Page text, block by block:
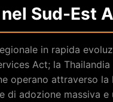
Sud-Est
in rapida
Act; la
operano attraverso la
di adozione massiva e